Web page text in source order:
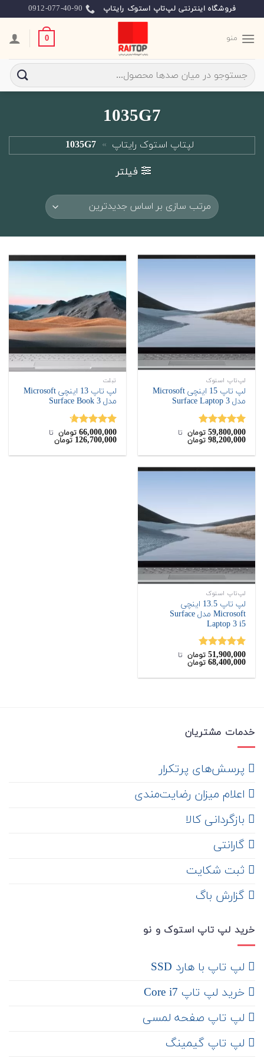
to
content
فروشگاه اینترنتی لپ‌تاپ استوک رایتاپ 0912-077-40-90
منو 0
جستجو
برای:
1035G7
لپتاپ استوک رایتاپ »
1035G7
فیلتر
لپ‌تاپ استوک
لپ تاپ 15 اینچی Microsoft
مدل Surface Laptop 3
نمره5.00
از 5
59,800,000 تومان ‌ تا ‌
98,200,000 تومان
تبلت
لپ تاپ 13 اینچی Microsoft
مدل Surface Book 3
نمره4.60
از 5
66,000,000 تومان ‌ تا ‌
126,700,000 تومان
لپ‌تاپ استوک
لپ تاپ 13.5 اینچی
Microsoft مدل Surface
Laptop 3 i5
نمره5.00
از 5
51,900,000 تومان ‌ تا ‌
68,400,000 تومان
خدمات مشتریان
‌ پرسش‌های پرتکرار
اعلام میزان رضایت‌مندی
‌ بازگردانی کالا
گارانتی
ثبت شکایت
‌ گزارش باگ
خرید لپ تاپ استوک و نو
لپ تاپ با هارد SSD
خرید لپ تاپ Core i7
لپ تاپ صفحه لمسی
لپ تاپ گیمینگ